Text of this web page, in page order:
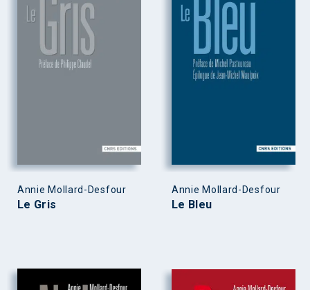
Annie Mollard-Desfour
Le Gris
Annie Mollard-Desfour
Le Bleu